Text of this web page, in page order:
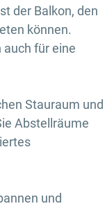
der Balkon, den
können.
auch für eine
Stauraum und
Abstellräume
und